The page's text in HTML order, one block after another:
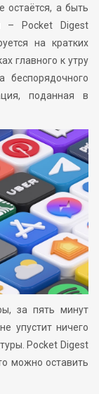
остаётся, а быть
– Pocket Digest
на кратких
главного к утру
поданная в
за пять минут
упустит ничего
Pocket Digest
можно оставить